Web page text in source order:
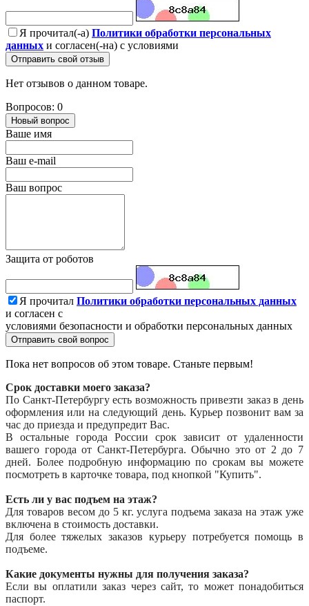
Я прочитал(-а) Политики обработки персональных
данных и согласен(-на) с условиями
Отправить свой отзыв
Нет отзывов о данном товаре.
Вопросов: 0
Новый вопрос
Ваше имя
Ваш e-mail
Ваш вопрос
Защита от роботов
Я прочитал Политики обработки персональных данных
и согласен с
условиями безопасности и обработки персональных данных
Отправить свой вопрос
Пока нет вопросов об этом товаре. Станьте первым!
Срок доставки моего заказа?
По Санкт-Петербургу есть возможность привезти заказ в день
оформления или на следующий день. Курьер позвонит вам за
час до приезда и предупредит Вас.
В остальные города России срок зависит от удаленности
вашего города от Санкт-Петербурга. Обычно это от 2 до 7
дней. Более подробную информацию по срокам вы можете
посмотреть в карточке товара, под кнопкой "Купить".
Есть ли у вас подъем на этаж?
Для товаров весом до 5 кг. услуга подъема заказа на этаж уже
включена в стоимость доставки.
Для более тяжелых заказов курьеру потребуется помощь в
подъеме.
Какие документы нужны для получения заказа?
Если вы оплатили заказ через сайт, то может понадобиться
паспорт.